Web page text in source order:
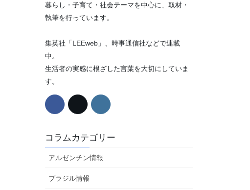
暮らし・子育て・社会テーマを中心に、取材・
執筆を行っています。
集英社「LEEweb」、時事通信社などで連載
中。
生活者の実感に根ざした言葉を大切にしていま
す。
コラムカテゴリー
アルゼンチン情報
ブラジル情報